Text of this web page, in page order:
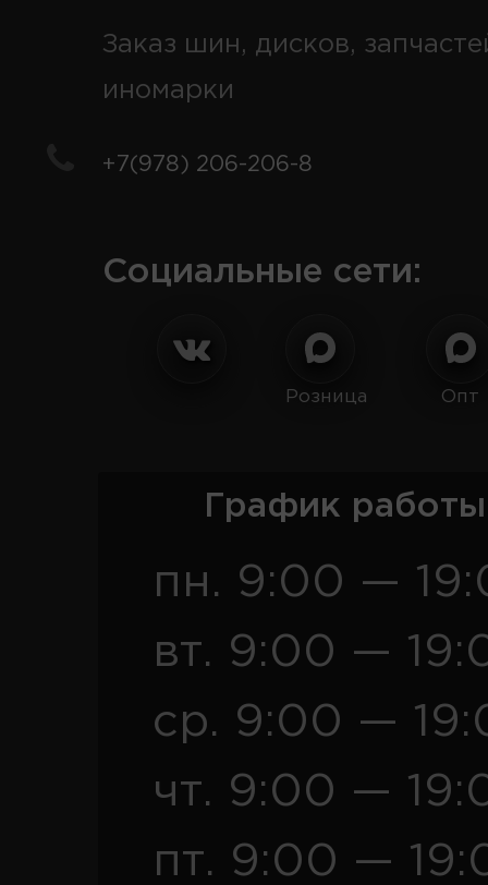
Заказ шин, дисков,
иномарки
+7(978) 206-206-8
Социальные сети:
Розница Опт
График
пн. 9:00 —
вт. 9:00 —
ср. 9:00 —
чт. 9:00 —
пт. 9:00 —